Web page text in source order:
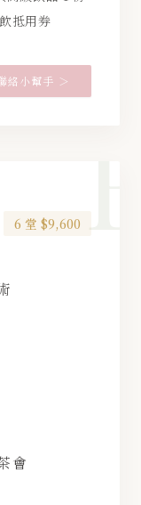
抵用券
絡小幫手 ＞
6 堂 $9,600
會